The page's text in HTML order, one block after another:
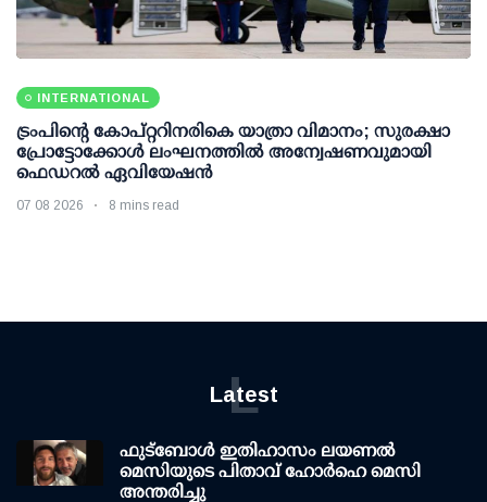
INTERNATIONAL
ട്രംപിന്റെ കോപ്റ്ററിനരികെ യാത്രാ വിമാനം; സുരക്ഷാ
പ്രോട്ടോക്കോള്‍ ലംഘനത്തില്‍ അന്വേഷണവുമായി
ഫെഡറല്‍ ഏവിയേഷന്‍
07 08 2026 8 mins read
Latest
L
ഫുട്ബോൾ ഇതിഹാസം ലയണൽ
മെസിയുടെ പിതാവ് ഹോർഹെ മെസി
അന്തരിച്ചു